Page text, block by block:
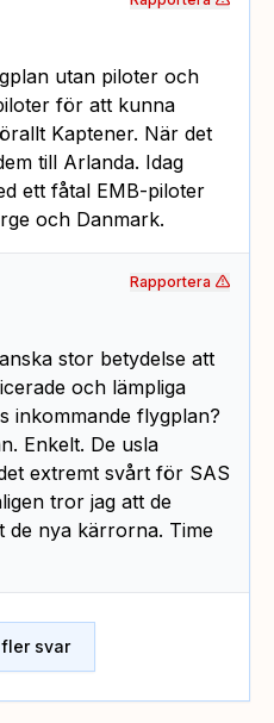
utan piloter och
för att kunna
Kaptener. När det
till Arlanda. Idag
ett fåtal EMB-piloter
och Danmark.
stor betydelse att
och lämpliga
inkommande flygplan?
Enkelt. De usla
extremt svårt för SAS
tror jag att de
de nya kärrorna. Time
Rapportera
svar